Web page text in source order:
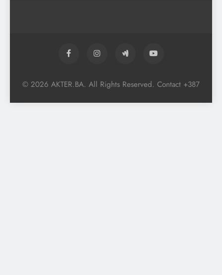
© 2026 AKTER.BA. All Rights Reserved. Contact +387